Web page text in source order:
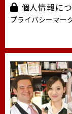
個人情報に
プライバシーマー